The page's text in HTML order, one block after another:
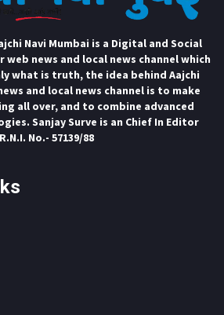
Navi Mumbai is a Digital and Social
web news and local news channel which
what is truth, the idea behind Aajchi
and local news channel is to make
all over, and to combine advanced
Sanjay Surve is an Chief In Editor
No.- 57139/88